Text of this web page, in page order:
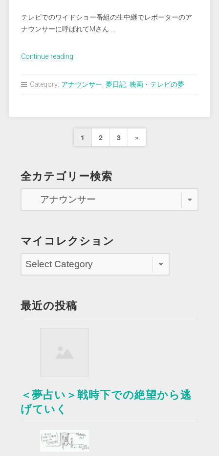
す
る
テレビでのワイドショー番組の生中継でレポーターのア
ナウンサーに呼ばれてMさん …
Continue reading“＜
占
ワ
ー
の
イ
ビ
ュ
ー
る”
Category: アナウンサー, 夢日記, 映画・テレビの夢
投
の
ペ
ー
送
り
1 2 3
Next
»
全カテゴリー検索
マイコレクション
最近の投稿
＜夢占い＞戦時下での絶望から逃
げていく